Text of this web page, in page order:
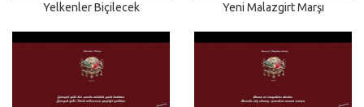
Yelkenler Biçilecek Yeni Malazgirt Marşı